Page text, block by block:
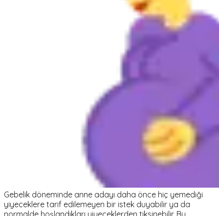
Gebelik döneminde anne adayı daha önce hiç yemediği
yiyeceklere tarif edilemeyen bir istek duyabilir ya da
normalde hoşlandıkları yiyeceklerden tiksinebilir. Bu